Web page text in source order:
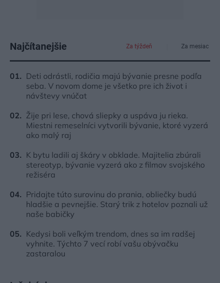
Najčítanejšie Za týždeň Za mesiac
Deti odrástli, rodičia majú bývanie presne podľa
seba. V novom dome je všetko pre ich život i
návštevy vnúčat
Žije pri lese, chová sliepky a uspáva ju rieka.
Miestni remeselníci vytvorili bývanie, ktoré vyzerá
ako malý raj
K bytu ladili aj škáry v obklade. Majitelia zbúrali
stereotyp, bývanie vyzerá ako z filmov svojského
režiséra
Pridajte túto surovinu do prania, obliečky budú
hladšie a pevnejšie. Starý trik z hotelov poznali už
naše babičky
Kedysi boli veľkým trendom, dnes sa im radšej
vyhnite. Týchto 7 vecí robí vašu obývačku
zastaralou